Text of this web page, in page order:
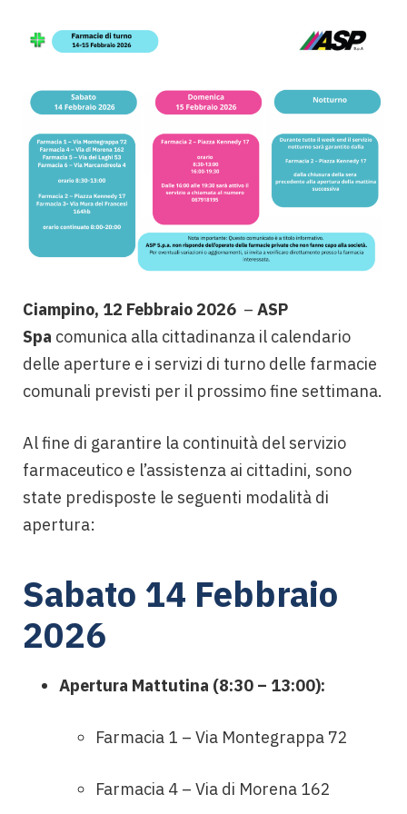
Ciampino, 12 Febbraio 2026 – ASP
Spa comunica alla cittadinanza il calendario
delle aperture e i servizi di turno delle farmacie
comunali previsti per il prossimo fine settimana.
Al fine di garantire la continuità del servizio
farmaceutico e l’assistenza ai cittadini, sono
state predisposte le seguenti modalità di
apertura:
Sabato 14 Febbraio
2026
Apertura Mattutina (8:30 – 13:00):
Farmacia 1 – Via Montegrappa 72
Farmacia 4 – Via di Morena 162